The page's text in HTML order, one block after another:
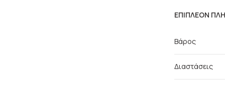
ΕΠΙΠΛΈΟΝ
Βάρος
Διαστάσεις